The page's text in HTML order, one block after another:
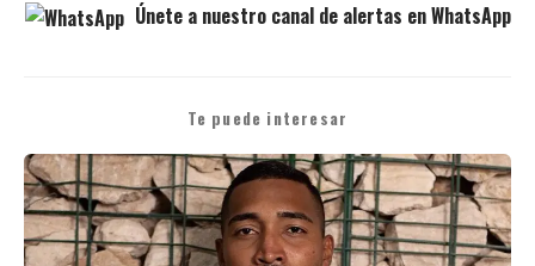
Únete a nuestro canal de alertas en WhatsApp
Te puede interesar